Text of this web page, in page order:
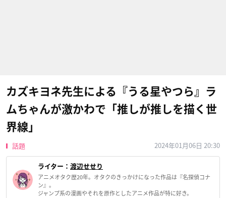
カズキヨネ先生による『うる星やつら』ラ
ムちゃんが激かわで「推しが推しを描く世
界線」
話題 2024年01月06日 20:30
ライター： 渡辺せせり
アニメオタク歴20年。オタクのきっかけになった作品は『名探偵コナ
ン』。
ジャンプ系の漫画やそれを原作としたアニメ作品が特に好き。